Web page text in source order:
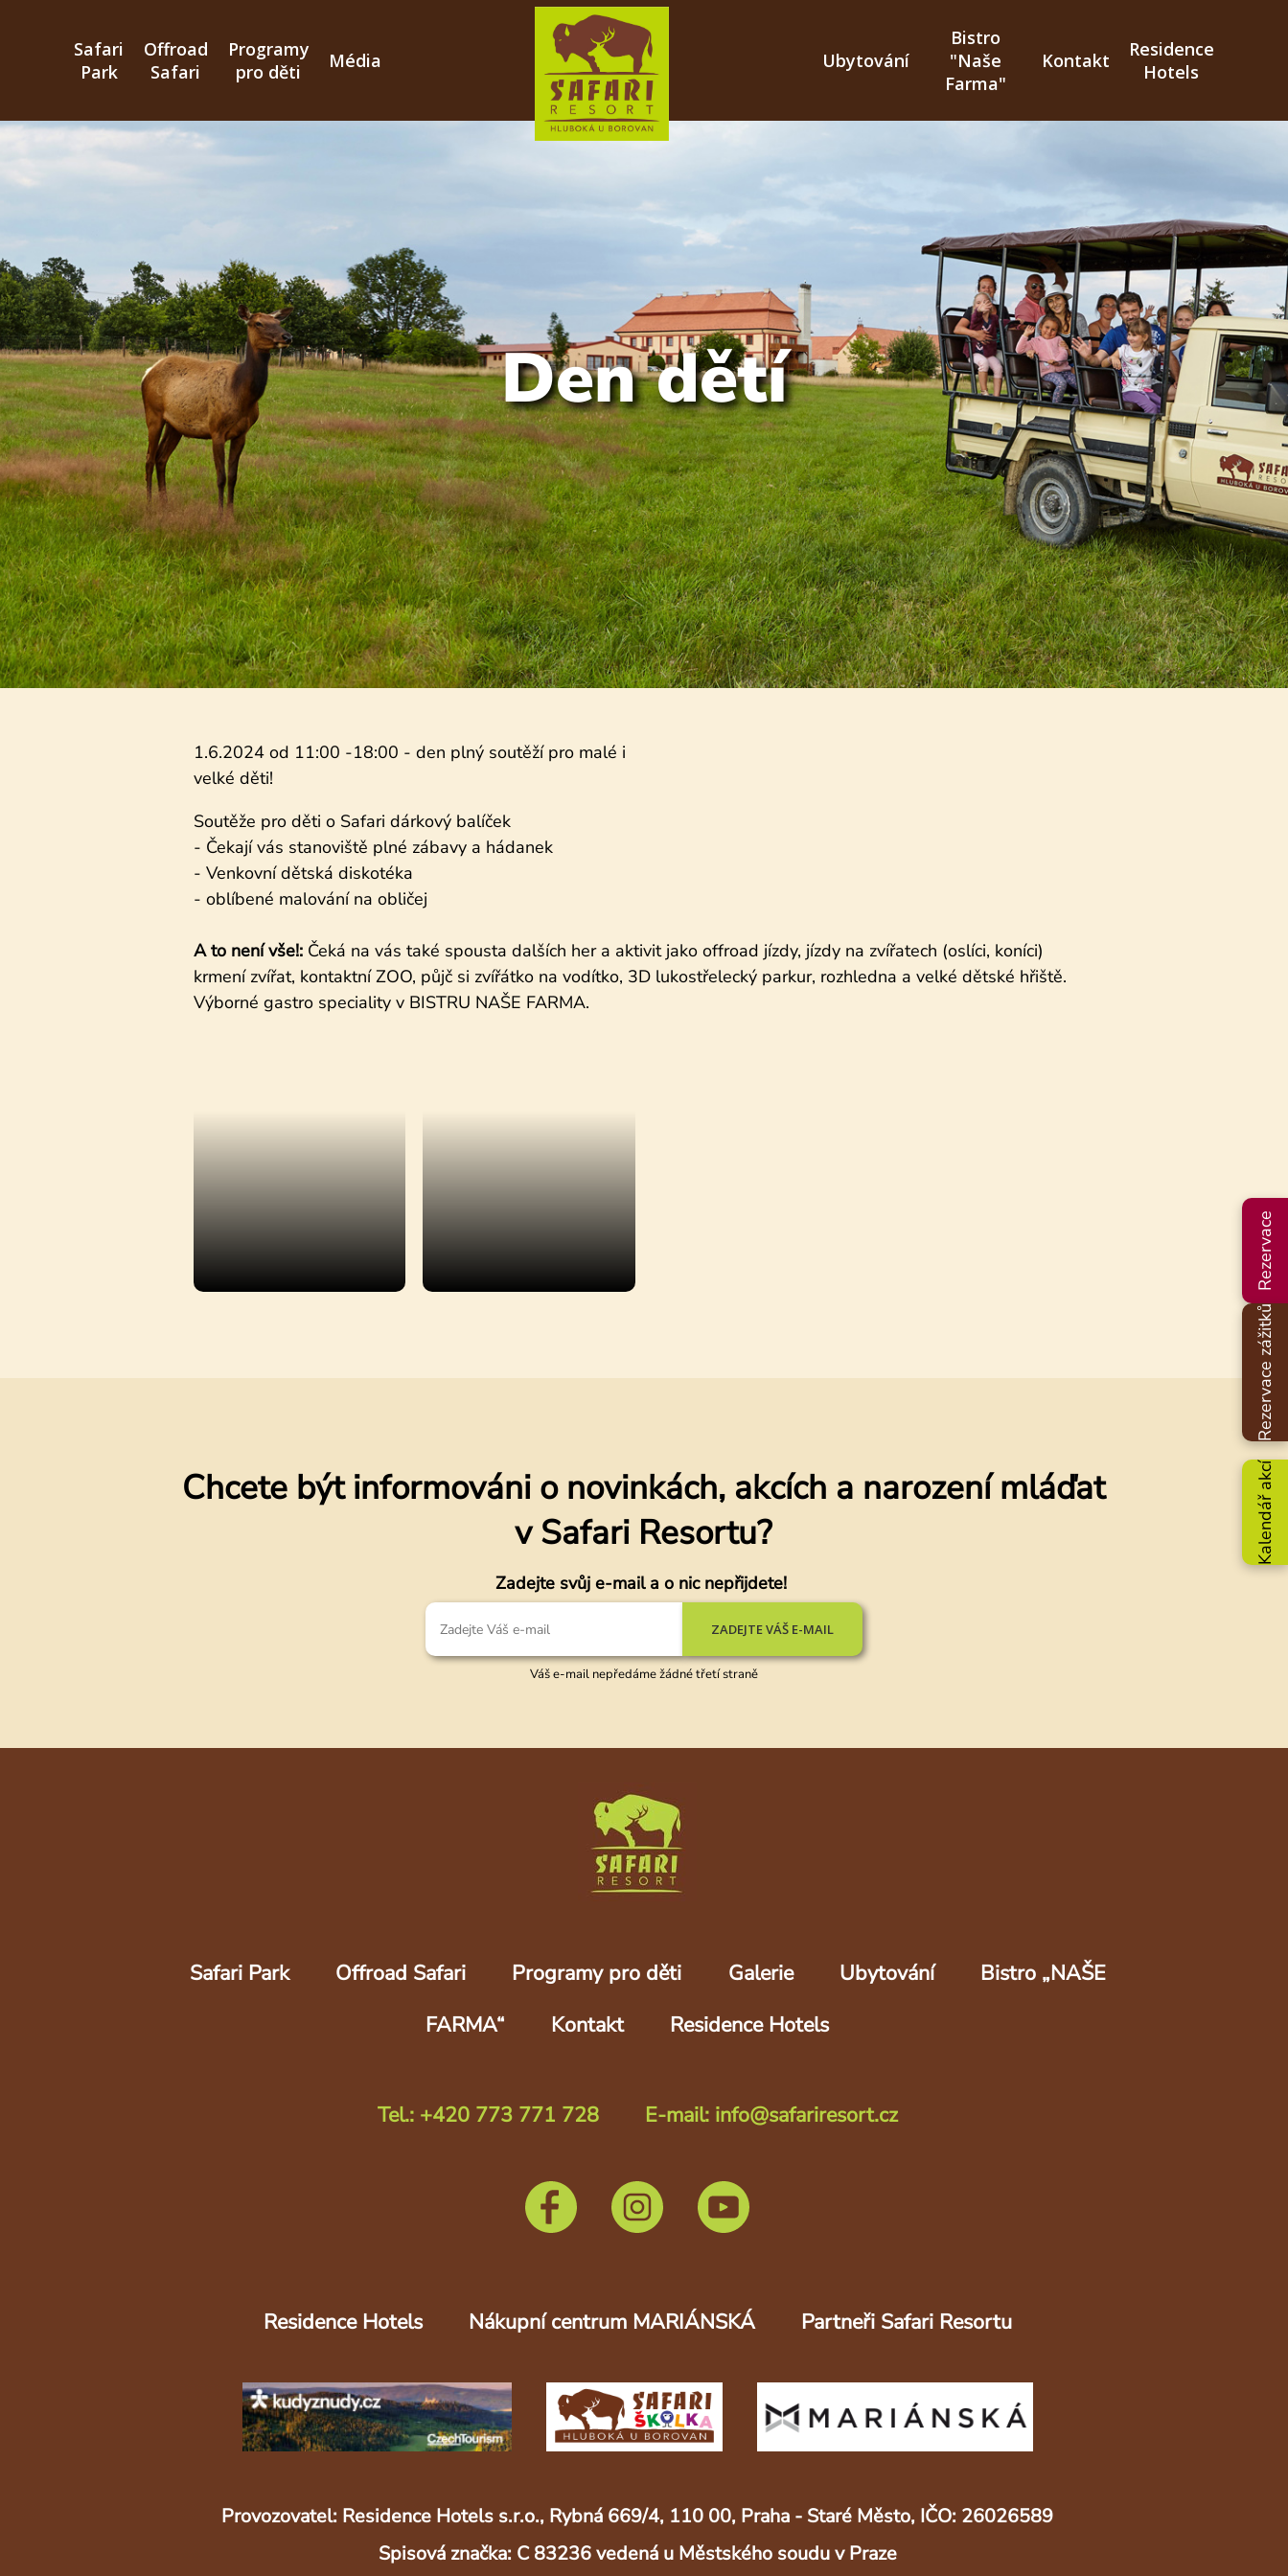
Safari
Park
Offroad
Safari
Programy
pro děti
Média Ubytování
Bistro
"Naše
Farma"
Kontakt
Residence
Hotels
Den dětí
1.6.2024 od 11:00 -18:00 - den plný soutěží pro malé i
velké děti!
Soutěže pro děti o Safari dárkový balíček
- Čekají vás stanoviště plné zábavy a hádanek
- Venkovní dětská diskotéka
- oblíbené malování na obličej
A to není vše!:Čeká na vás také spousta dalších her a aktivit jako offroad jízdy, jízdy na zvířatech (oslíci, koníci)
krmení zvířat, kontaktní ZOO, půjč si zvířátko na vodítko, 3D lukostřelecký parkur, rozhledna a velké dětské hřiště.
Výborné gastro speciality v BISTRU NAŠE FARMA.
Rezervace
Rezervace zážitků
Kalendář akcí
Chcete být informováni o novinkách, akcích a narození mláďat
v Safari Resortu?
Zadejte svůj e-mail a o nic nepřijdete!
ZADEJTE VÁŠ E-MAIL
Váš e-mail nepředáme žádné třetí straně
Safari Park Offroad Safari Programy pro děti Galerie Ubytování
Bistro „NAŠE
FARMA“
Kontakt Residence Hotels
Tel.: +420 773 771 728 E-mail: info@safariresort.cz
Residence Hotels Nákupní centrum MARIÁNSKÁ Partneři Safari Resortu
Provozovatel: Residence Hotels s.r.o., Rybná 669/4, 110 00, Praha - Staré Město, IČO: 26026589
Spisová značka: C 83236 vedená u Městského soudu v Praze